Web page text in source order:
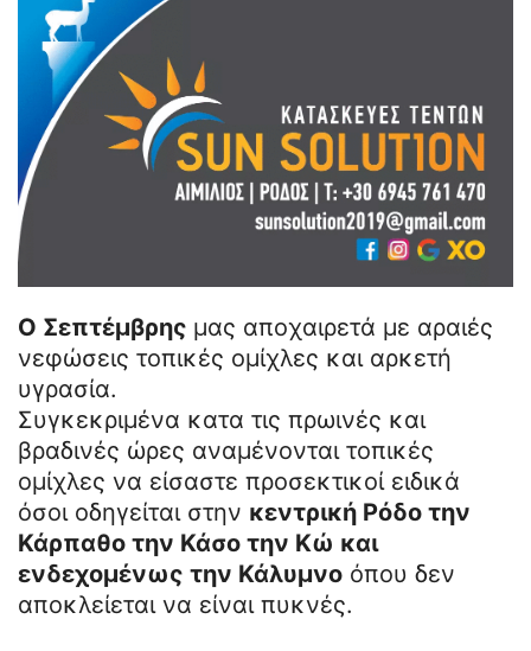
Ο Σεπτέμβρης μας αποχαιρετά με αραιές
νεφώσεις τοπικές ομίχλες και αρκετή
υγρασία.
Συγκεκριμένα κατα τις πρωινές και
βραδινές ώρες αναμένονται τοπικές
ομίχλες να είσαστε προσεκτικοί ειδικά
όσοι οδηγείται στην κεντρική Ρόδο την
Κάρπαθο την Κάσο την Κώ και
ενδεχομένως την Κάλυμνο όπου δεν
αποκλείεται να είναι πυκνές.